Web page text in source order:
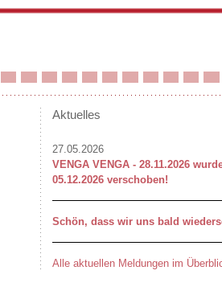
Aktuelles
27.05.2026
VENGA VENGA - 28.11.2026
05.12.2026 verschoben!
Schön, dass wir uns bald
Alle aktuellen Meldungen im